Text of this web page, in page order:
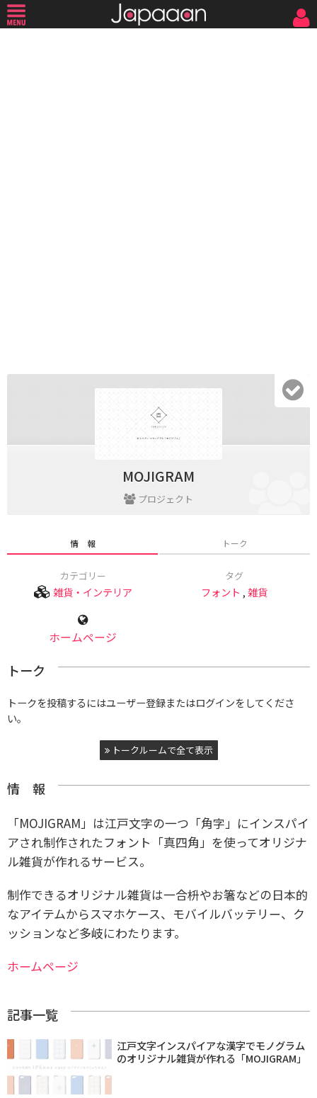
MOJIGRAM
プロジェクト
情 報 トーク
カテゴリー
雑貨・インテリア
タグ
フォント , 雑貨
ホームページ
トーク
トークを投稿するにはユーザー登録またはログインをしてくださ
い。
トークルームで全て表示
情 報
「MOJIGRAM」は江戸文字の一つ「角字」にインスパイ
アされ制作されたフォント「真四角」を使ってオリジナ
ル雑貨が作れるサービス。
制作できるオリジナル雑貨は一合枡やお箸などの日本的
なアイテムからスマホケース、モバイルバッテリー、ク
ッションなど多岐にわたります。
ホームページ
記事一覧
江戸文字インスパイアな漢字でモノグラム
のオリジナル雑貨が作れる「MOJIGRAM」